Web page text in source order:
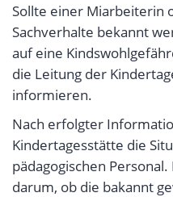
Sollte einer Miarbeiterin
Sachverhalte bekannt
auf eine
die Leitung der
informieren.
Nach erfolgter
Kindertagesstätte die
pädagogischen
darum, ob die bakannt